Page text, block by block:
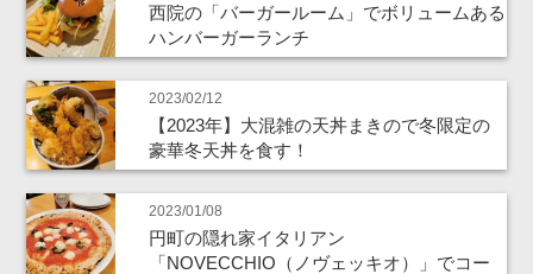
西院の「バーガールーム」でボリュームある
ハンバーガーランチ
2023/02/12
【2023年】大混雑の天丼まきので冬限定の
豪華冬天丼を食す！
2023/01/08
円町の隠れ家イタリアン
「NOVECCHIO（ノヴェッキオ）」でコー